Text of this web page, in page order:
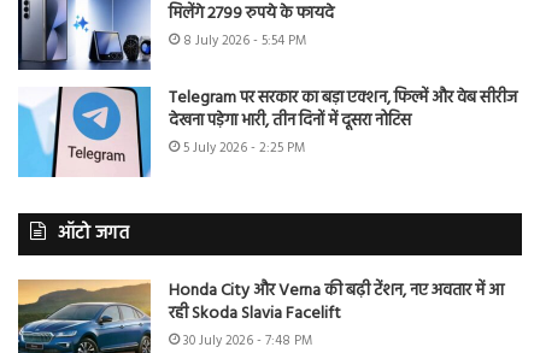
मिलेंगे 2799 रुपये के फायदे
8 July 2026 - 5:54 PM
Telegram पर सरकार का बड़ा एक्शन, फिल्में और वेब सीरीज
देखना पड़ेगा भारी, तीन दिनों में दूसरा नोटिस
5 July 2026 - 2:25 PM
ऑटो जगत
Honda City और Verna की बढ़ी टेंशन, नए अवतार में आ
रही Skoda Slavia Facelift
30 July 2026 - 7:48 PM